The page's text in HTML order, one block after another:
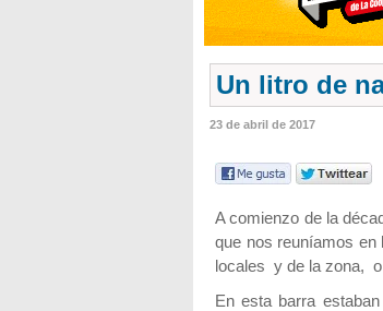
Un litro de
23 de abril de 2017
A comienzo de la
que nos reuníamos en
locales y de la zona,
En esta barra